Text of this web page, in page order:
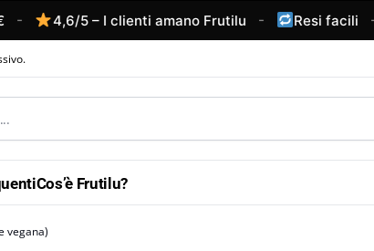
4,6/5 – I clienti amano Frutilu - Resi facili -
Cos’è Frutilu?
vegana)